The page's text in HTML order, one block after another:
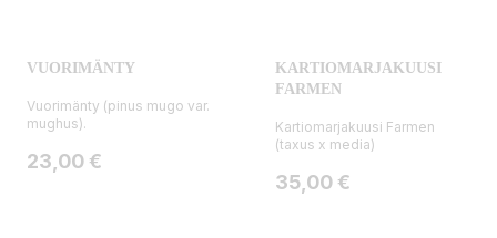
VUORIMÄNTY
Vuorimänty (pinus mugo var.
mughus).
Hinta
23,00 €
KARTIOMARJAKUUSI
FARMEN
Kartiomarjakuusi Farmen
(taxus x media)
Hinta
35,00 €